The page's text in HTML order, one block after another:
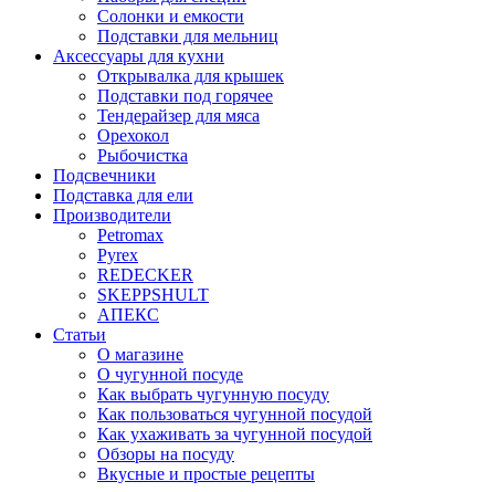
Солонки и емкости
Подставки для мельниц
Аксессуары для кухни
Открывалка для крышек
Подставки под горячее
Тендерайзер для мяса
Орехокол
Рыбочистка
Подсвечники
Подставка для ели
Производители
Petromax
Pyrex
REDECKER
SKEPPSHULT
АПЕКС
Статьи
О магазине
О чугунной посуде
Как выбрать чугунную посуду
Как пользоваться чугунной посудой
Как ухаживать за чугунной посудой
Обзоры на посуду
Вкусные и простые рецепты